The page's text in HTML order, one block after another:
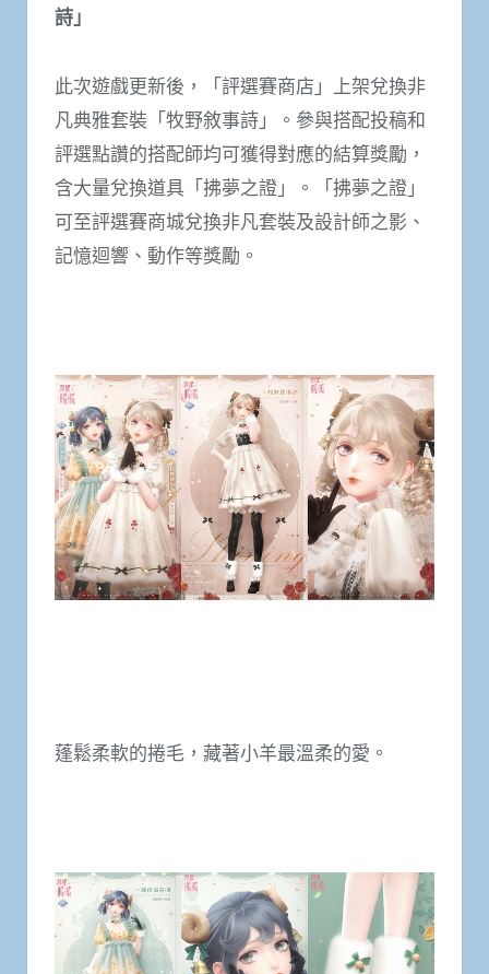
詩」
此次遊戲更新後，「評選賽商店」上架兌換非
凡典雅套裝「牧野敘事詩」。參與搭配投稿和
評選點讚的搭配師均可獲得對應的結算獎勵，
含大量兌換道具「拂夢之證」。「拂夢之證」
可至評選賽商城兌換非凡套裝及設計師之影、
記憶迴響、動作等獎勵。
蓬鬆柔軟的捲毛，藏著小羊最溫柔的愛。